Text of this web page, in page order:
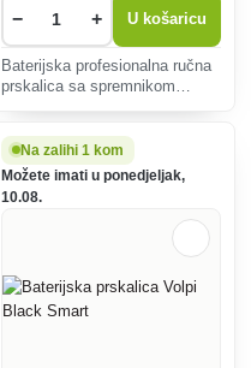
− + U košaricu
Baterijska profesionalna ručna
prskalica sa spremnikom
Na zalihi 1 kom
Možete imati u ponedjeljak,
10.08.